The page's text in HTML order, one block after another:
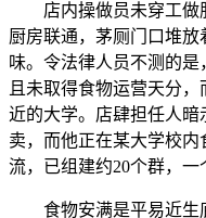
店内操做员未穿工做
厨房联通，茅厕门口堆
味。令法律人员不测的是
且未取得食物运营天分
近的大学。店肆担任人暗
卖，而他正在某大学校内
流，已组建约20个群，一
食物安满是平易近生